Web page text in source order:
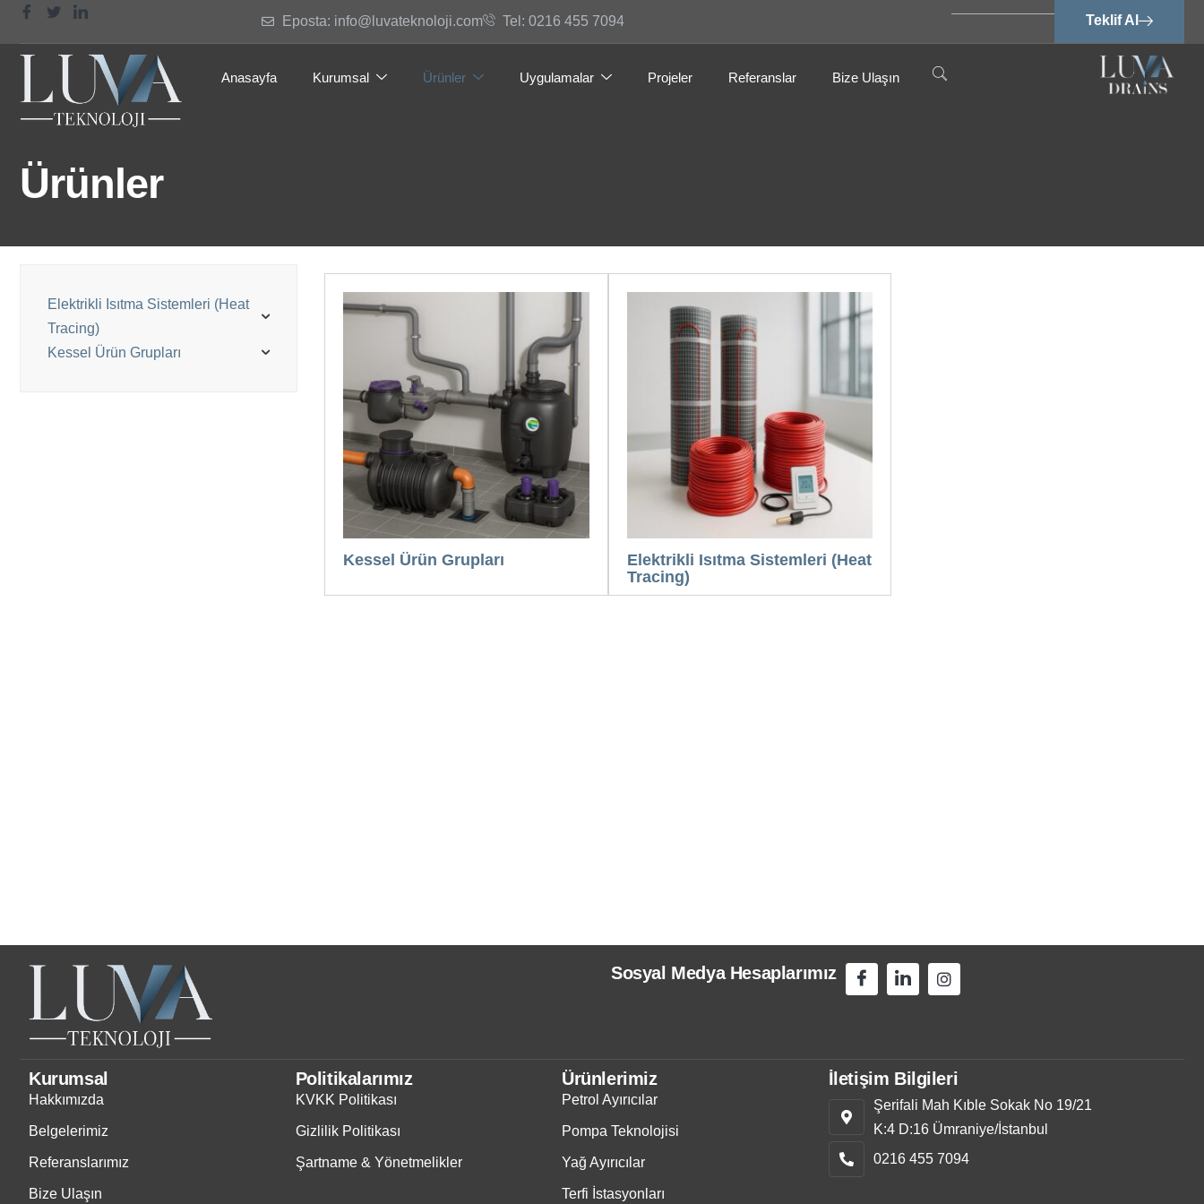
Eposta: info@luvateknoloji.com Tel: 0216 455 7094 Teklif Al
Anasayfa Kurumsal Ürünler Uygulamalar Projeler Referanslar Bize Ulaşın
Ürünler
Elektrikli Isıtma Sistemleri (Heat
Tracing)
Kessel Ürün Grupları
Kessel Ürün Grupları
Elektrikli Isıtma Sistemleri (Heat
Tracing)
Sosyal Medya Hesaplarımız
Kurumsal
Hakkımızda
Belgelerimiz
Referanslarımız
Bize Ulaşın
Politikalarımız
KVKK Politikası
Gizlilik Politikası
Şartname & Yönetmelikler
Ürünlerimiz
Petrol Ayırıcılar
Pompa Teknolojisi
Yağ Ayırıcılar
Terfi İstasyonları
İletişim Bilgileri
Şerifali Mah Kıble Sokak No 19/21
K:4 D:16 Ümraniye/İstanbul
0216 455 7094